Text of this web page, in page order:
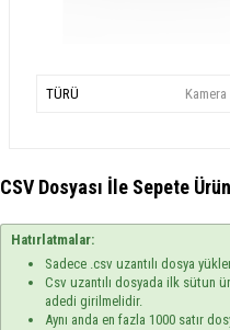
TÜRÜ
CSV Dosyası İle Sepete
Hatırlatmalar:
Sadece .csv uzantılı dosya
Csv uzantılı dosyada ilk sütun
adedi girilmelidir.
Aynı anda en fazla 1000 satır